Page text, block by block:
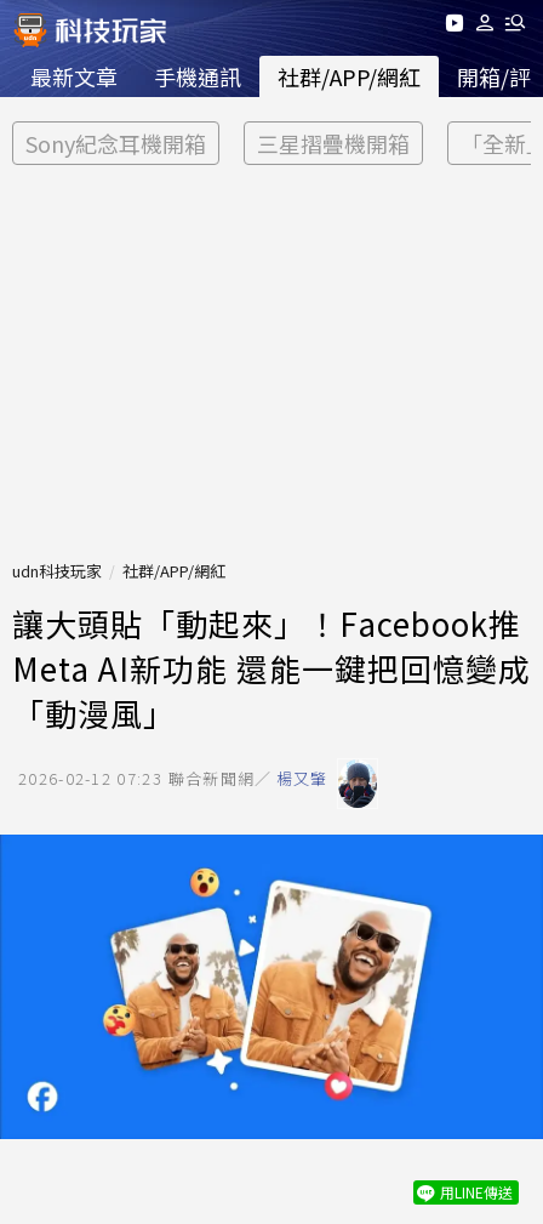
最新文章 手機通訊 社群/APP/網紅 開箱/評
Sony紀念耳機開箱 三星摺疊機開箱 「全新
udn科技玩家 社群/APP/網紅
讓大頭貼「動起來」！Facebook推
Meta AI新功能 還能一鍵把回憶變成
「動漫風」
2026-02-12 07:23 聯合新聞網／ 楊又肇
用LINE傳送